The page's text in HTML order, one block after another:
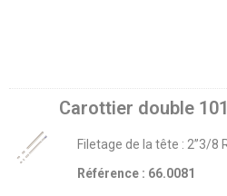
Carottier double
Filetage de la tête : 2’’3/8
Référence : 66.0081